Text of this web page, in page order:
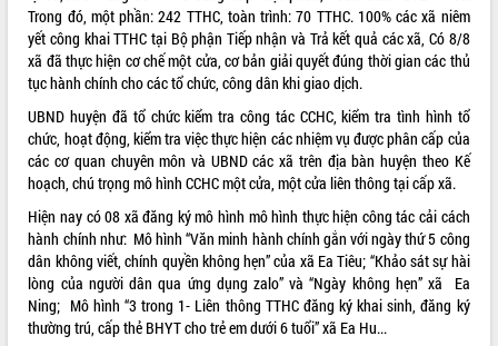
LIÊN KẾT WEB
THỐNG KÊ TRUY CẬP
Hôm nay: 14446
Tất cả:
66100114
Trong đó, một phần: 242 TTHC, toàn trình: 70 TTHC. 100% các xã niêm
yết công khai TTHC tại Bộ phận Tiếp nhận và Trả kết quả các xã, Có 8/8
xã đã thực hiện cơ chế một cửa, cơ bản giải quyết đúng thời gian các thủ
tục hành chính cho các tổ chức, công dân khi giao dịch.
UBND huyện đã tổ chức kiểm tra công tác CCHC, kiểm tra tình hình tổ
chức, hoạt động, kiểm tra việc thực hiện các nhiệm vụ được phân cấp của
các cơ quan chuyên môn và UBND các xã trên địa bàn huyện theo Kế
hoạch, chú trọng mô hình CCHC một cửa, một cửa liên thông tại cấp xã.
Hiện nay có 08 xã đăng ký mô hình mô hình thực hiện công tác cải cách
hành chính như: Mô hình “Văn minh hành chính gắn với ngày thứ 5 công
dân không viết, chính quyền không hẹn” của xã Ea Tiêu; “Khảo sát sự hài
lòng của người dân qua ứng dụng zalo” và “Ngày không hẹn” xã Ea
Ning; Mô hình “3 trong 1- Liên thông TTHC đăng ký khai sinh, đăng ký
thường trú, cấp thẻ BHYT cho trẻ em dưới 6 tuổi” xã Ea Hu...